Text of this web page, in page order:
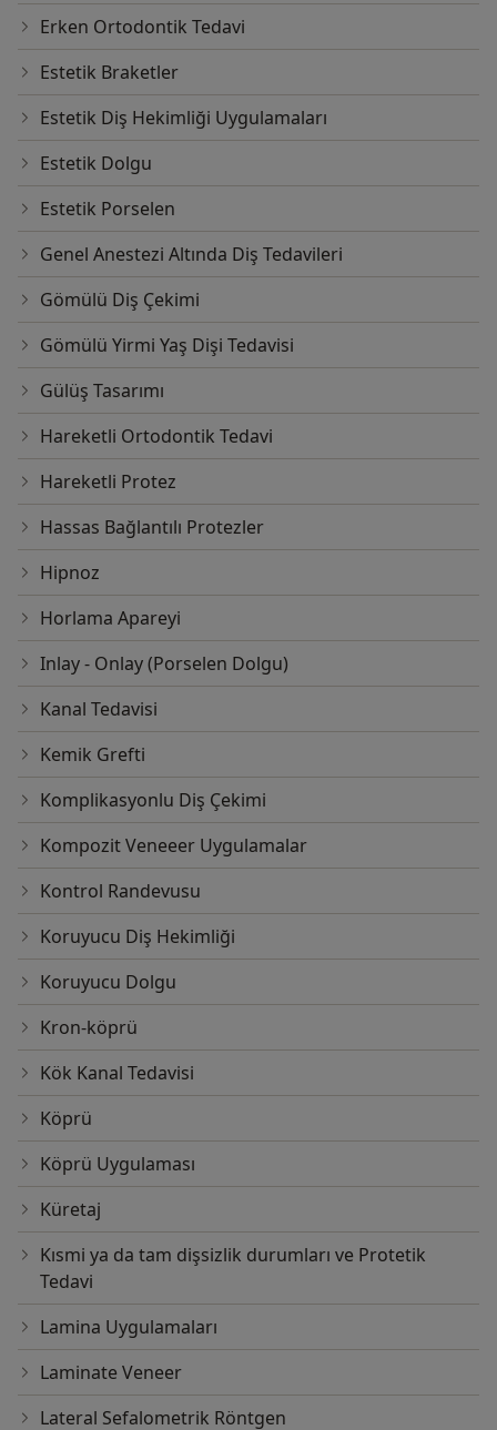
Erken Ortodontik Tedavi
Estetik Braketler
Estetik Diş Hekimliği Uygulamaları
Estetik Dolgu
Estetik Porselen
Genel Anestezi Altında Diş Tedavileri
Gömülü Diş Çekimi
Gömülü Yirmi Yaş Dişi Tedavisi
Gülüş Tasarımı
Hareketli Ortodontik Tedavi
Hareketli Protez
Hassas Bağlantılı Protezler
Hipnoz
Horlama Apareyi
Inlay - Onlay (Porselen Dolgu)
Kanal Tedavisi
Kemik Grefti
Komplikasyonlu Diş Çekimi
Kompozit Veneeer Uygulamalar
Kontrol Randevusu
Koruyucu Diş Hekimliği
Koruyucu Dolgu
Kron-köprü
Kök Kanal Tedavisi
Köprü
Köprü Uygulaması
Küretaj
Kısmi ya da tam dişsizlik durumları ve Protetik
Tedavi
Lamina Uygulamaları
Laminate Veneer
Lateral Sefalometrik Röntgen